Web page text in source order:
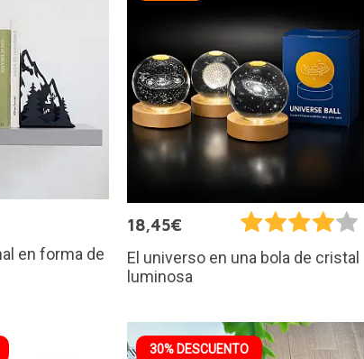
en forma de
18,45€
El universo en una bola de cristal
luminosa
30% DESCUENTO